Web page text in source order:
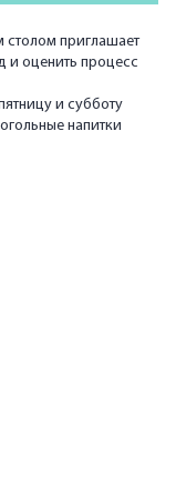
столом приглашает
и оценить процесс
и субботу
напитки